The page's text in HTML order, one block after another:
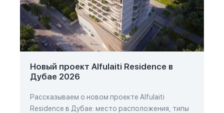
Новый проект Alfulaiti Residence в
Дубае 2026
Рассказываем о новом проекте Alfulaiti
Residence в Дубае: место расположения, типы